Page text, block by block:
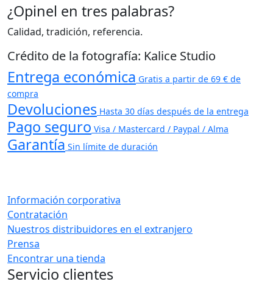
¿Opinel en tres palabras?
Calidad, tradición, referencia.
Crédito de la fotografía: Kalice Studio
Entrega económica Gratis a partir de 69 € de
compra
Devoluciones Hasta 30 días después de la entrega
Pago seguro Visa / Mastercard / Paypal / Alma
Garantía Sin límite de duración
Información corporativa
Contratación
Nuestros distribuidores en el extranjero
Prensa
Encontrar una tienda
Servicio clientes